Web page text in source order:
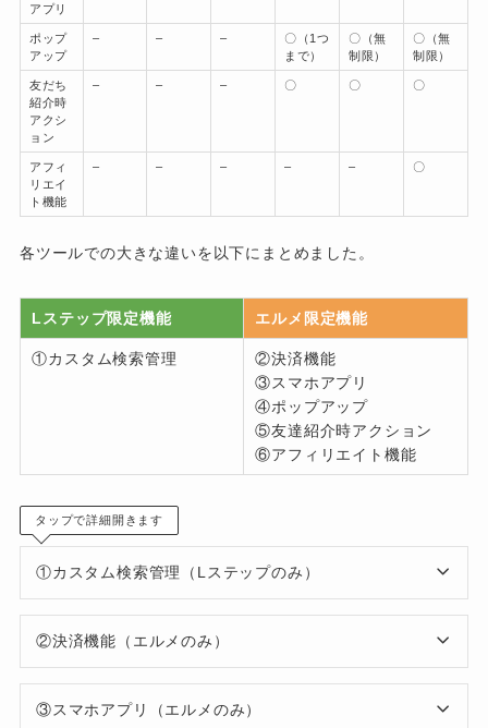
アプリ
ポップ
アップ
– – –
〇（1つ
まで）
〇（無
制限）
〇（無
制限）
友だち
紹介時
アクシ
ョン
– – – 〇 〇 〇
アフィ
リエイ
ト機能
– – – – – 〇
各ツールでの大きな違いを以下にまとめました。
Lステップ限定機能 エルメ限定機能
①カスタム検索管理
②決済機能
③スマホアプリ
④ポップアップ
⑤友達紹介時アクション
⑥アフィリエイト機能
タップで詳細開きます
①カスタム検索管理（Lステップのみ）
②決済機能（エルメのみ）
③スマホアプリ（エルメのみ）